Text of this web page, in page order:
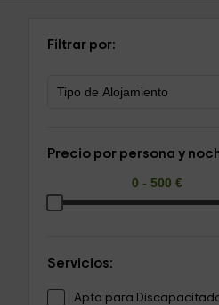
Filtrar por:
Precio por persona y
Servicios:
Apta para